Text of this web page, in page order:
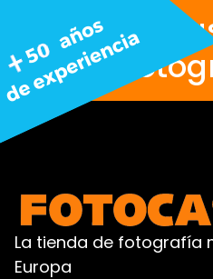
Nos
La tienda de fotografía
Europa